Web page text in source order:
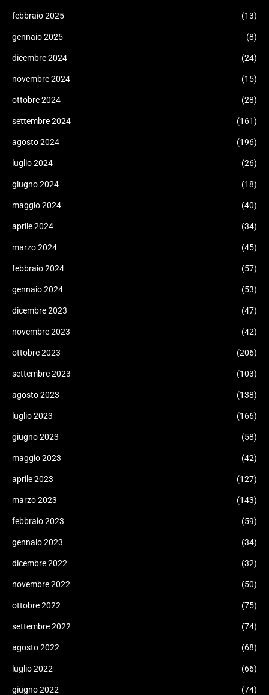
febbraio 2025 (13)
gennaio 2025 (8)
dicembre 2024 (24)
novembre 2024 (15)
ottobre 2024 (28)
settembre 2024 (161)
agosto 2024 (196)
luglio 2024 (26)
giugno 2024 (18)
maggio 2024 (40)
aprile 2024 (34)
marzo 2024 (45)
febbraio 2024 (57)
gennaio 2024 (53)
dicembre 2023 (47)
novembre 2023 (42)
ottobre 2023 (206)
settembre 2023 (103)
agosto 2023 (138)
luglio 2023 (166)
giugno 2023 (58)
maggio 2023 (42)
aprile 2023 (127)
marzo 2023 (143)
febbraio 2023 (59)
gennaio 2023 (34)
dicembre 2022 (32)
novembre 2022 (50)
ottobre 2022 (75)
settembre 2022 (74)
agosto 2022 (68)
luglio 2022 (66)
giugno 2022 (74)